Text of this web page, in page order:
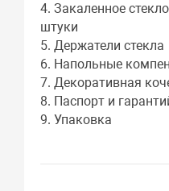
4. Закаленное
штуки
5. Держатели стекла
6. Напольные
7. Декоративная
8. Паспорт и
9. Упаковка